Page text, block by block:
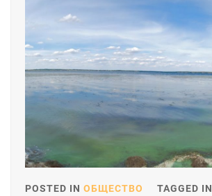
POSTED IN ОБЩЕСТВО TAGGED IN